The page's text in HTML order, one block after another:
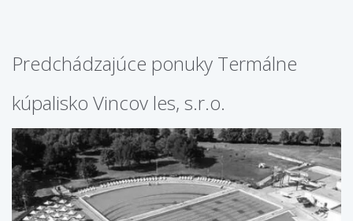
Predchádzajúce ponuky Termálne
kúpalisko Vincov les, s.r.o.